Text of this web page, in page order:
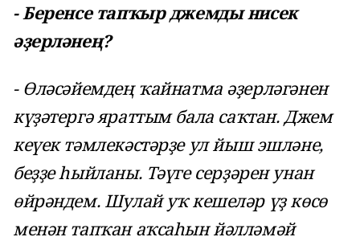
- Беренсе тапҡыр джемды нисек
әҙерләнең?
- Өләсәйемдең ҡайнатма әҙерләгәнен
күҙәтергә яраттым бала саҡтан. Джем
кеүек тәмлекәстәрҙе ул йыш эшләне,
беҙҙе һыйланы. Тәүге серҙәрен унан
өйрәндем. Шулай уҡ кешеләр үҙ көсө
менән тапҡан аҡсаһын йәлләмәй